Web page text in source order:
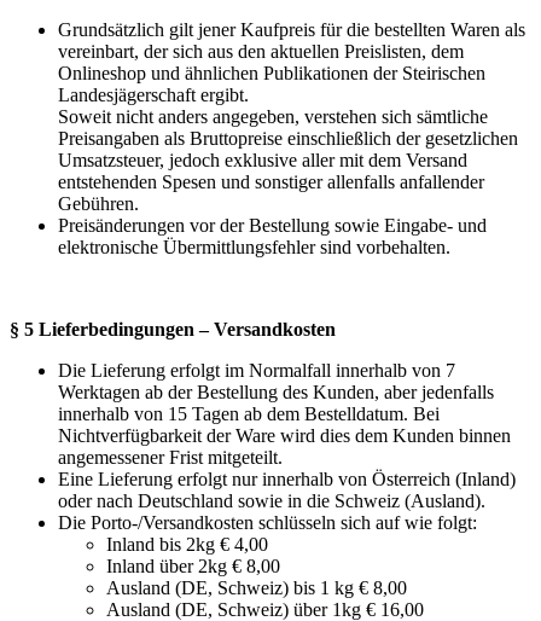
Grundsätzlich gilt jener Kaufpreis für die bestellten Waren als
vereinbart, der sich aus den aktuellen Preislisten, dem
Onlineshop und ähnlichen Publikationen der Steirischen
Landesjägerschaft ergibt.
Soweit nicht anders angegeben, verstehen sich sämtliche
Preisangaben als Bruttopreise einschließlich der gesetzlichen
Umsatzsteuer, jedoch exklusive aller mit dem Versand
entstehenden Spesen und sonstiger allenfalls anfallender
Gebühren.
Preisänderungen vor der Bestellung sowie Eingabe- und
elektronische Übermittlungsfehler sind vorbehalten.
§ 5 Lieferbedingungen – Versandkosten
Die Lieferung erfolgt im Normalfall innerhalb von 7
Werktagen ab der Bestellung des Kunden, aber jedenfalls
innerhalb von 15 Tagen ab dem Bestelldatum. Bei
Nichtverfügbarkeit der Ware wird dies dem Kunden binnen
angemessener Frist mitgeteilt.
Eine Lieferung erfolgt nur innerhalb von Österreich (Inland)
oder nach Deutschland sowie in die Schweiz (Ausland).
Die Porto-/Versandkosten schlüsseln sich auf wie folgt:
Inland bis 2kg € 4,00
Inland über 2kg € 8,00
Ausland (DE, Schweiz) bis 1 kg € 8,00
Ausland (DE, Schweiz) über 1kg € 16,00